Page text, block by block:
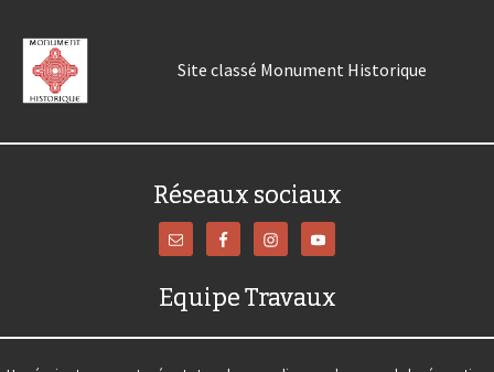
Site classé Monument Historique
Réseaux sociaux
Equipe Travaux